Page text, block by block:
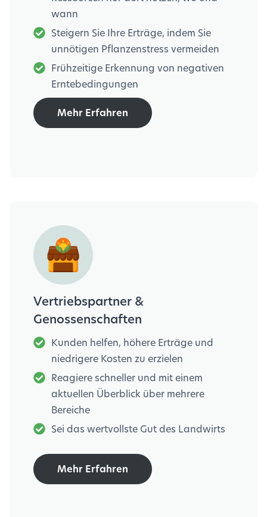
wann
Steigern Sie Ihre Erträge, indem Sie
unnötigen Pflanzenstress vermeiden
Frühzeitige Erkennung von negativen
Erntebedingungen
Mehr Erfahren
Vertriebspartner &
Genossenschaften
Kunden helfen, höhere Erträge und
niedrigere Kosten zu erzielen
Reagiere schneller und mit einem
aktuellen Überblick über mehrere
Bereiche
Sei das wertvollste Gut des Landwirts
Mehr Erfahren